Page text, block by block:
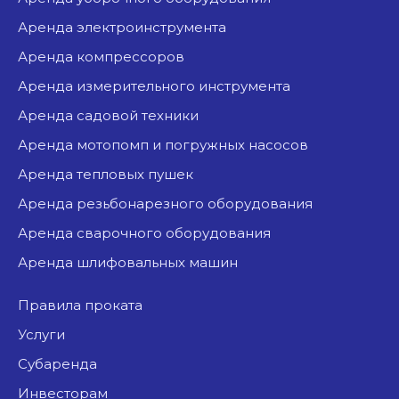
аренда электроинструмента
аренда компрессоров
аренда измерительного инструмента
аренда садовой техники
аренда мотопомп и погружных насосов
аренда тепловых пушек
аренда резьбонарезного оборудования
аренда сварочного оборудования
аренда шлифовальных машин
Правила проката
Услуги
Субаренда
Инвесторам